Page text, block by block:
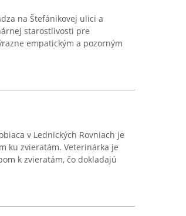
na Štefánikovej ulici a
starostlivosti pre
empatickým a pozorným
v Lednických Rovniach je
ku zvieratám. Veterinárka je
k zvieratám, čo dokladajú